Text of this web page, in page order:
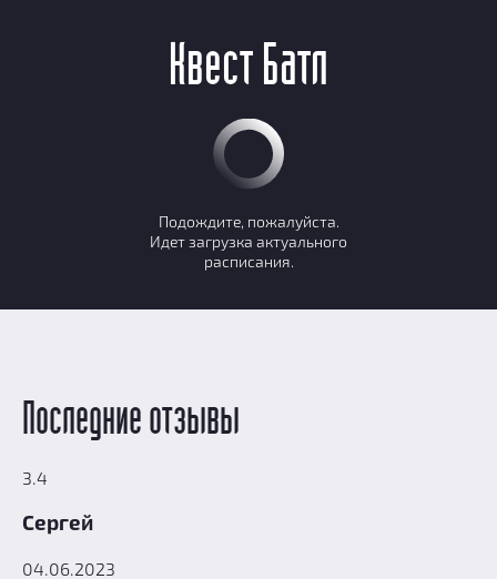
Квест Батл
Подождите, пожалуйста.
Идет загрузка актуального
расписания.
Последние отзывы
3.4
Сергей
04.06.2023